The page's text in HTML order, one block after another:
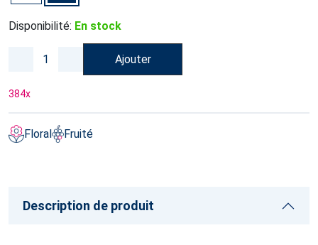
Disponibilité: En stock
Ajouter
384x
Floral Fruité
Description de produit